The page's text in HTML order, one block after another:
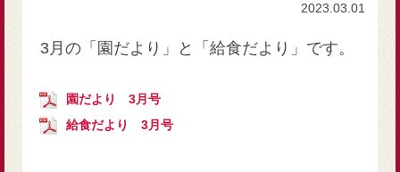
2023.03.01
3月の「園だより」と「給食だより」です。
園だより 3月号
給食だより 3月号